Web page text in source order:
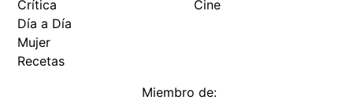
Crítica
Día a Día
Mujer
Recetas
Cine
Miembro de: